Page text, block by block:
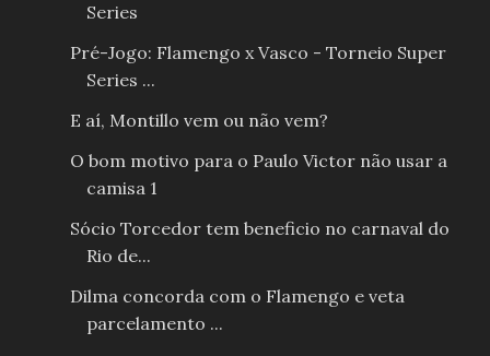
Series
Pré-Jogo: Flamengo x Vasco - Torneio Super
Series ...
E aí, Montillo vem ou não vem?
O bom motivo para o Paulo Victor não usar a
camisa 1
Sócio Torcedor tem beneficio no carnaval do
Rio de...
Dilma concorda com o Flamengo e veta
parcelamento ...